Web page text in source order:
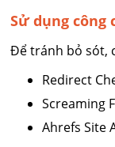
Sử dụng
Để tránh bỏ sót,
Redirect
Screaming
Ahrefs Site